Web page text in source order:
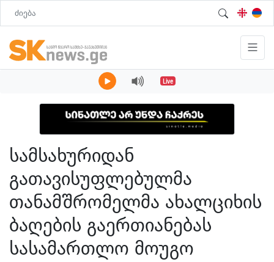
Live
სამსახურიდან
გათავისუფლებულმა
თანამშრომელმა ახალციხის
ბაღების გაერთიანებას
სასამართლო მოუგო